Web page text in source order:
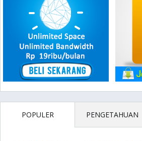
POPULER PENGETAHUAN